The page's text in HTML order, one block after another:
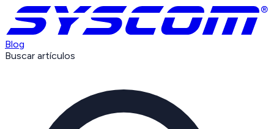
Blog
Buscar artículos